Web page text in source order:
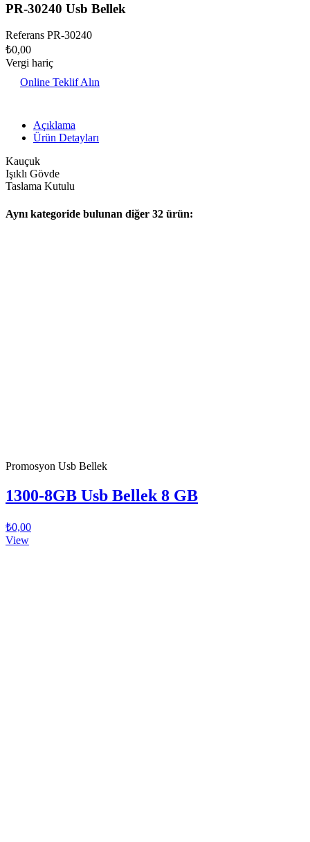
PR-30240 Usb Bellek
Referans PR-30240
₺0,00
Vergi hariç
Online Teklif Alın
Açıklama
Ürün Detayları
Kauçuk
Işıklı Gövde
Taslama Kutulu
Aynı kategoride bulunan diğer 32 ürün:
Promosyon Usb Bellek
1300-8GB Usb Bellek 8 GB
₺0,00
View